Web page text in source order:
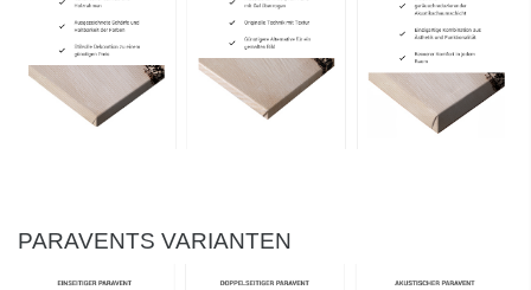
PARAVENTS VARIANTEN